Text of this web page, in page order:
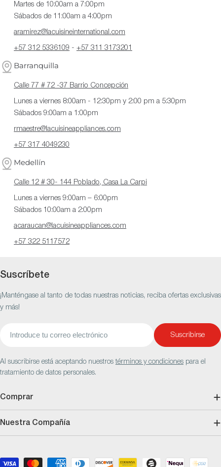
Martes de 10:00am a 7:00pm
Sábados de 11:00am a 4:00pm
aramirez@lacuisineinternational.com
+57 312 5336109 - +57 311 3173201
Barranquilla
Calle 77 # 72 -37 Barrio Concepción
Lunes a viernes 8:00am - 12:30pm y 2:00 pm a 5:30pm
Sábados 9:00am a 1:00pm
rmaestre@lacuisineappliances.com
+57 317 4049230
Medellín
Calle 12 # 30- 144 Poblado, Casa La Carpi
Lunes a viernes 9:00am – 6:00pm
Sábados 10:00am a 2:00pm
acaraucan@lacuisineappliances.com
+57 322 5117572
Suscríbete
¡Manténgase al tanto de todas nuestras noticias, reciba ofertas exclusivas
y más!
Suscribirse
Al suscribirse está aceptando nuestrostérminos y condiciones para el
tratamiento de datos personales.
Comprar
Nuestra Compañía
Métodos